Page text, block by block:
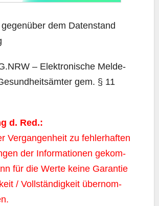
dem Daten­stand
– Elek­tro­ni­sche Mel­de­
gem. § 11
d. Red.:
Ver­gan­gen­heit zu feh­ler­haf­ten
der Infor­ma­tio­nen gekom­
für die Wer­te kei­ne Garan­tie
/ Voll­stän­dig­keit über­nom­